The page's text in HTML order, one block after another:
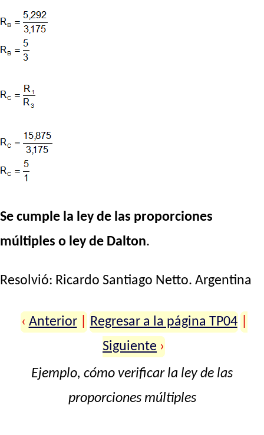
Se cumple la ley de las proporciones
múltiples o ley de Dalton.
Resolvió: Ricardo Santiago Netto. Argentina
‹ Anterior Regresar a la página TP04
Siguiente ›
Ejemplo, cómo verificar la ley de las
proporciones múltiples